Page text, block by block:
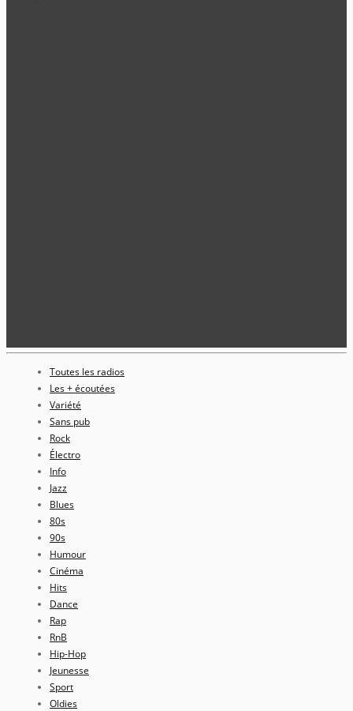
Toutes les radios
Les + écoutées
Variété
Sans pub
Rock
Électro
Info
Jazz
Blues
80s
90s
Humour
Cinéma
Hits
Dance
Rap
RnB
Hip-Hop
Jeunesse
Sport
Oldies